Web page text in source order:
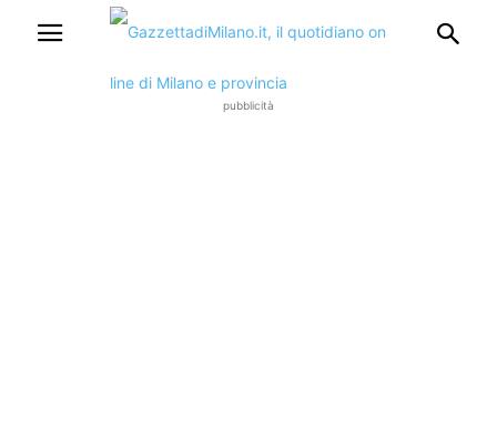
pubblicità